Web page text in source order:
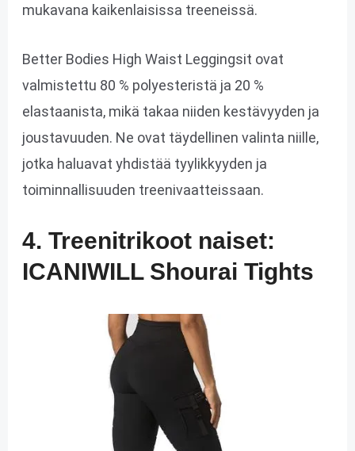
mukavana kaikenlaisissa treeneissä.
Better Bodies High Waist Leggingsit ovat
valmistettu 80 % polyesteristä ja 20 %
elastaanista, mikä takaa niiden kestävyyden ja
joustavuuden. Ne ovat täydellinen valinta niille,
jotka haluavat yhdistää tyylikkyyden ja
toiminnallisuuden treenivaatteissaan.
4. Treenitrikoot naiset:
ICANIWILL Shourai Tights